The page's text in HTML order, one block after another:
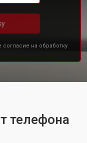
на обработку
телефона